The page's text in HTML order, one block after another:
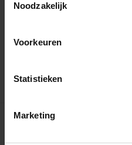
Noodzakelijk
Voorkeuren
Statistieken
Marketing